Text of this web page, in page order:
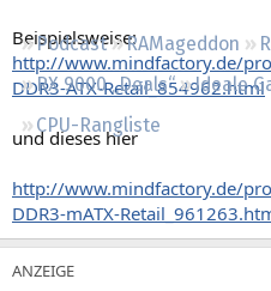
Podcast RAMageddon
RX 9000 „Deals“
Ideale
CPU-Rangliste
Beispielsweise:
http://www.mindfactory.de/
DDR3-ATX-Retail_854962.html
und dieses hier
http://www.mindfactory.de/
DDR3-mATX-